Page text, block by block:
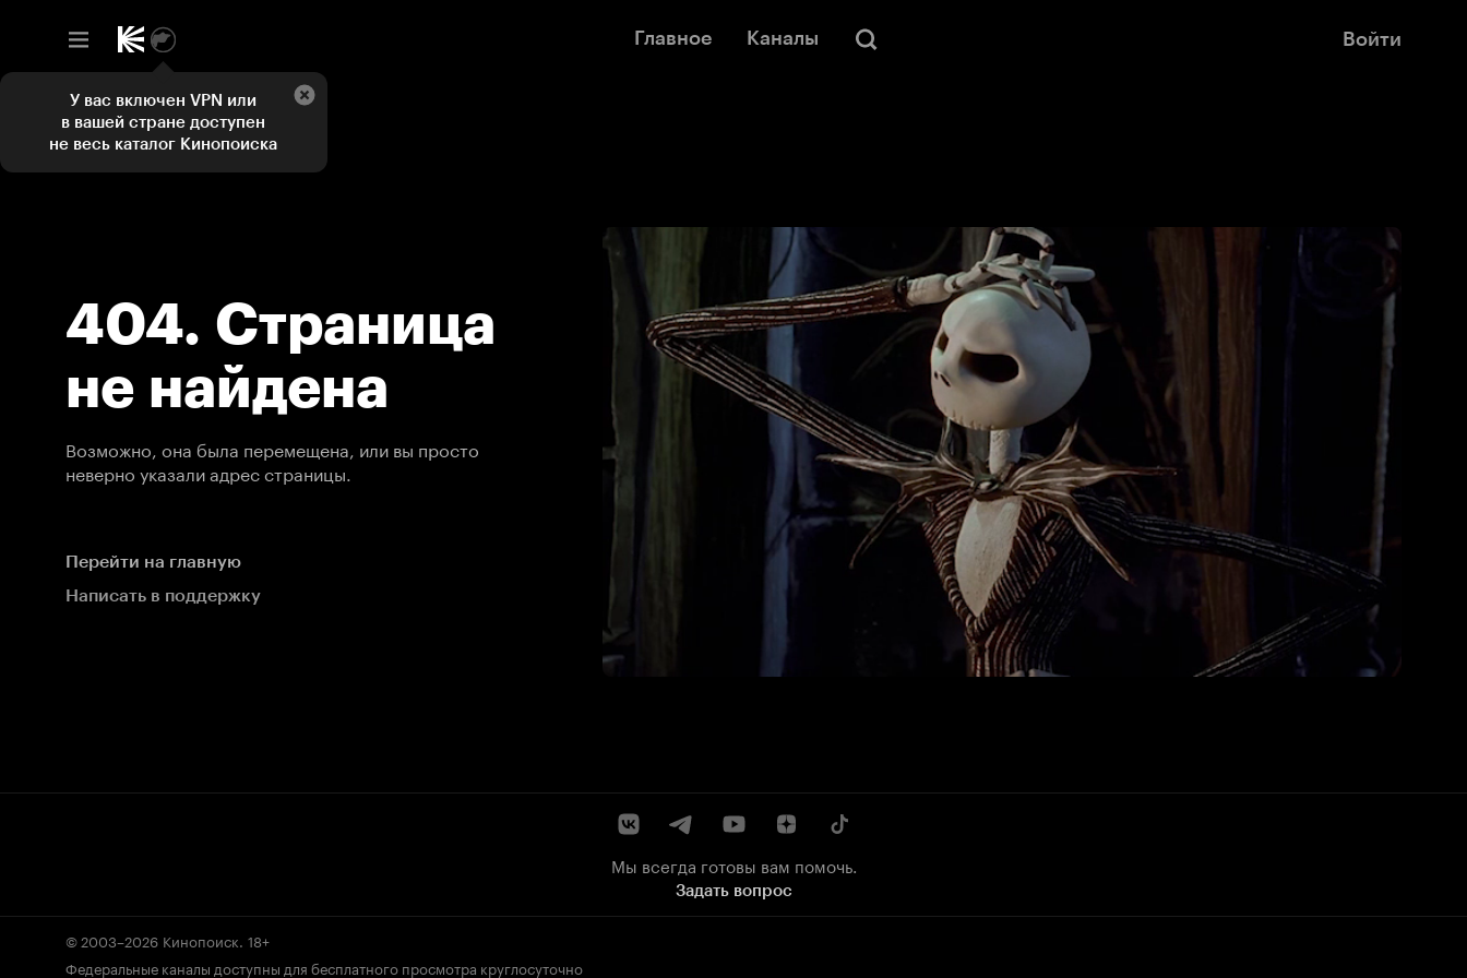
Главное Каналы Войти
404. Страница
не найдена
Возможно, она была перемещена, или вы просто
неверно указали адрес страницы.
Перейти на главную
Написать в поддержку
Мы всегда готовы вам помочь.
Задать вопрос
© 2003–2026 Кинопоиск. 18+
Федеральные каналы доступны для бесплатного просмотра круглосуточно
У вас включен VPN или
в вашей стране доступен
не весь каталог Кинопоиска